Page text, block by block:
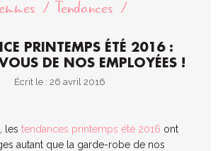
Tendances
PRINTEMPS ÉTÉ 2016 :
VOUS DE NOS EMPLOYÉES !
Écrit le : 26 avril 2016
les tendances printemps été 2016 ont
autant que la garde-robe de nos